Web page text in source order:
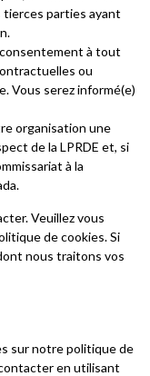
parties ayant
à tout
ou
Vous serez informé(e)
organisation une
de la LPRDE et, si
à la
Veuillez vous
de cookies. Si
nous traitons vos
sur notre politique de
en utilisant